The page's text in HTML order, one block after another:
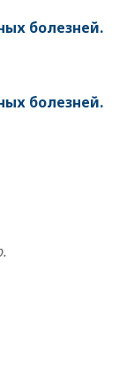
болезней.
болезней.